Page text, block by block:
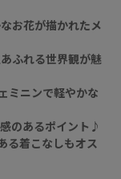
お花が描かれたメ
ふれる世界観が魅
ミニンで軽やかな
のあるポイント♪
る着こなしもオス